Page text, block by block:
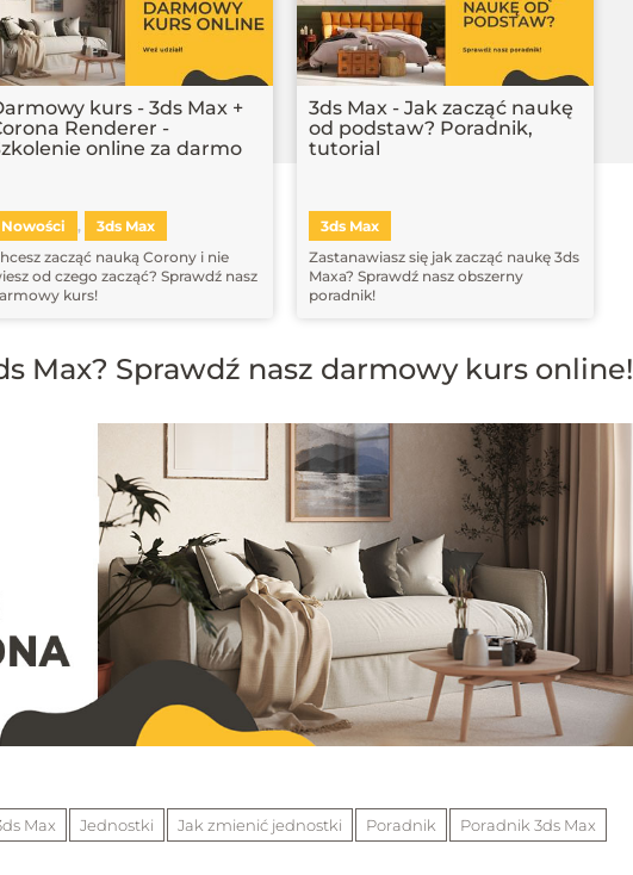
kurs - 3ds Max +
Renderer -
online za darmo
Nowości ,
3ds Max
zacząć nauką Corony i nie
od czego zacząć? Sprawdź nasz
kurs!
3ds Max - Jak zacząć naukę
od podstaw? Poradnik,
tutorial
3ds Max
Zastanawiasz się jak zacząć naukę 3ds
Maxa? Sprawdź nasz obszerny
poradnik!
Max? Sprawdź nasz darmowy kurs online!
Max Jednostki Jak zmienić jednostki Poradnik
Poradnik 3ds Max